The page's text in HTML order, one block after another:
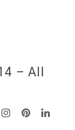
– All